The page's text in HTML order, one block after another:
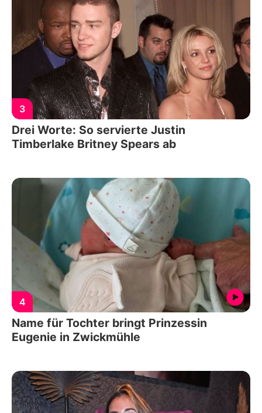
3
Drei Worte: So servierte Justin
Timberlake Britney Spears ab
4
Name für Tochter bringt Prinzessin
Eugenie in Zwickmühle